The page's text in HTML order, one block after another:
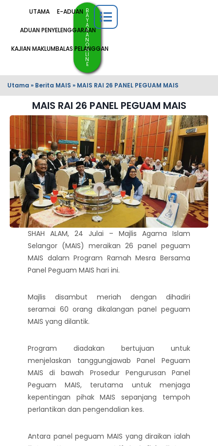
UTAMA E-ADUAN
ADUAN PENYELENGGARAAN
KAJIAN MAKLUMBALAS PELANGGAN
B
A
Y
A
R
A
N
O
N
LI
N
E
Utama » Berita MAIS » MAIS RAI 26 PANEL PEGUAM MAIS
MAIS RAI 26 PANEL PEGUAM MAIS
SHAH ALAM, 24 Julai – Majlis Agama Islam
Selangor (MAIS) meraikan 26 panel peguam
MAIS dalam Program Ramah Mesra Bersama
Panel Peguam MAIS hari ini.
Majlis disambut meriah dengan dihadiri
seramai 60 orang dikalangan panel peguam
MAIS yang dilantik.
Program diadakan bertujuan untuk
menjelaskan tanggungjawab Panel Peguam
MAIS di bawah Prosedur Pengurusan Panel
Peguam MAIS, terutama untuk menjaga
kepentingan pihak MAIS sepanjang tempoh
perlantikan dan pengendalian kes.
Antara panel peguam MAIS yang diraikan ialah